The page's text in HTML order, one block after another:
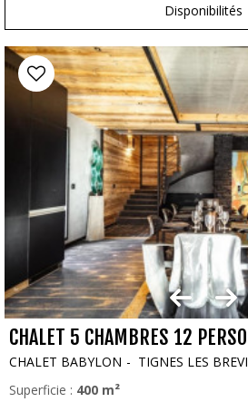
Disponibilités
CHALET 5 CHAMBRES 12
CHALET BABYLON
TIGNES LES
Superficie : 400 m²